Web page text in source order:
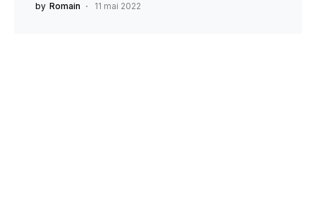
by Romain 11 mai 2022